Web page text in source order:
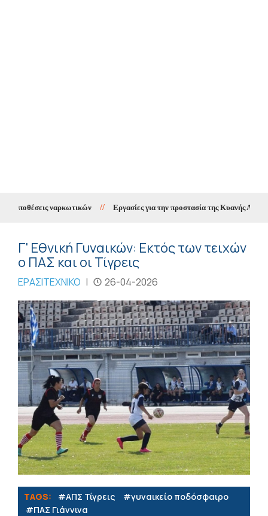
υποθέσεις ναρκωτικών // Εργασίες για την προστασία της Κυανής Ακτής
Γ' Εθνική Γυναικών: Εκτός των τειχών
ο ΠΑΣ και οι Τίγρεις
ΕΡΑΣΙΤΕΧΝΙΚΟ | 26-04-2026
TAGS: #ΑΠΣ Τίγρεις
#γυναικείο ποδόσφαιρο
#ΠΑΣ Γιάννινα